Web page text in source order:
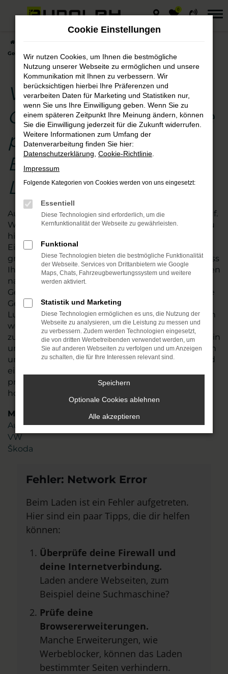
Zum
0
Gebrauchtwagen – die preisgünstige Entscheidung für Lutherstadt Eisleben
VW Tayron
Gebrauchtwagen – die
preisgünstige
Entscheidung für
Lutherstadt Eisleben
Augen auf beim VW Tayron Gebrauchtwagen- Kauf.
Wir vom Autohaus Rudolph schauen für Sie genau
hin und führen vor dem Verkauf nach Lutherstadt
Eisleben oder an einen anderen Ort einen
gründlichen Check durch. Wir stellen so sicher, dass
Ihr Fahrzeug einwandfrei funktioniert und tauschen
natürlich auch Verschleißteile aus. VW Tayron
Gebrauchtwagen sind in den meisten Fällen junge
Gebrauchte, die noch einige Jahre Mobilität in
Lutherstadt Eisleben möglich machen. Angeboten
werden die Fahrzeug zum fairen Preis und sind
zudem nahezu umgehend verfügbar. Stöbern Sie in
unserem Sortiment oder lassen Sie sich gezielt von
uns beraten. Mit mehr als 45 Jahren Erfahrung und
einem Team aus mehr als 110 Mitarbeitenden
profitieren Sie von unserem erstklassigen Know-
how und unserer Liebe zum Service.
Marken
Audi
VW
Škoda
Fehler: Network Error
Beim Laden ist ein Fehler aufgetreten.
Hier sind ein paar Tipps, die dir helfen
können:
Überprüfe deine Firewall und
deine Internetverbindung.
Laden andere Webseiten, zum
Beispiel deine Suchmaschine?
Prüfe deine
Browsererweiterungen.
Manche Erweiterungen, wie
Werbeblocker, können das Laden
bestimmter Seiten verhindern.
Cookie Einstellungen
Wir nutzen Cookies, um Ihnen die bestmögliche
Nutzung unserer Webseite zu ermöglichen und unsere
Kommunikation mit Ihnen zu verbessern. Wir
berücksichtigen hierbei Ihre Präferenzen und
verarbeiten Daten für Marketing und Statistiken nur,
wenn Sie uns Ihre Einwilligung geben. Wenn Sie zu
einem späteren Zeitpunkt Ihre Meinung ändern, können
Sie die Einwilligung jederzeit für die Zukunft widerrufen.
Weitere Informationen zum Umfang der
Datenverarbeitung finden Sie hier:
Datenschutzerklärung Cookie-Richtlinie
Impressum
Folgende Kategorien von Cookies werden von uns eingesetzt:
Essentiell
Diese Technologien sind erforderlich, um die
Kernfunktionalität der Webseite zu gewährleisten.
Funktional
Diese Technologien bieten die bestmögliche Funktionalität
der Webseite. Services von Drittanbietern wie Google
Maps, Chats, Fahrzeugbewertungssystem und weitere
werden aktiviert.
Statistik und Marketing
Diese Technologien ermöglichen es uns, die Nutzung der
Webseite zu analysieren, um die Leistung zu messen und
zu verbessern. Zudem werden Technologien eingesetzt,
die von dritten Werbetreibenden verwendet werden, um
Sie auf anderen Webseiten zu verfolgen und um Anzeigen
zu schalten, die für Ihre Interessen relevant sind.
Speichern
Optionale Cookies ablehnen
Alle akzeptieren